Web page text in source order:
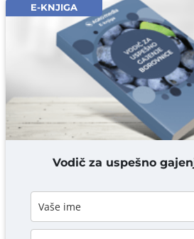
Komentar* obavezno
DODAJ
E-KNJIGA
Vodič za uspešno